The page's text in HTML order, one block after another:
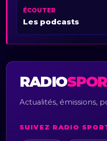
ÉCOUTER
Les podcasts
RADIO
Actualités, émissions,
SUIVEZ RADIO